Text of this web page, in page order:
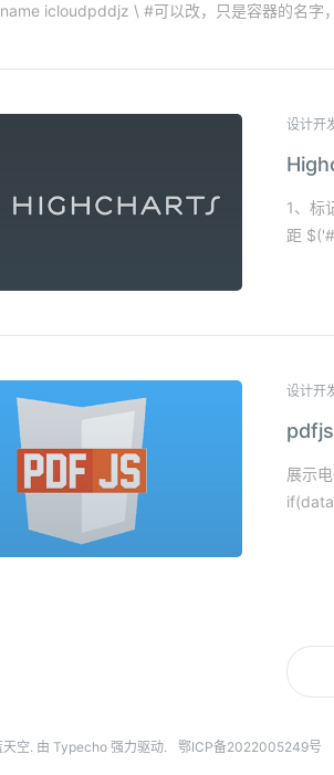
icloudpddjz \ #可以改，只是容器的名字
设计开
1、标
距
设计开
展示
空. 由 Typecho 强力驱动. 鄂ICP备2022005249号